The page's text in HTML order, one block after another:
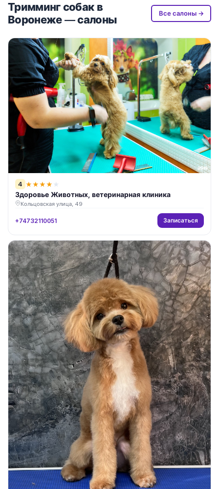
Тримминг собак в
Воронеже — салоны
Все салоны →
4 ★★★★ ★
Здоровье Животных, ветеринарная клиника
Кольцовская улица, 49
+74732110051 Записаться